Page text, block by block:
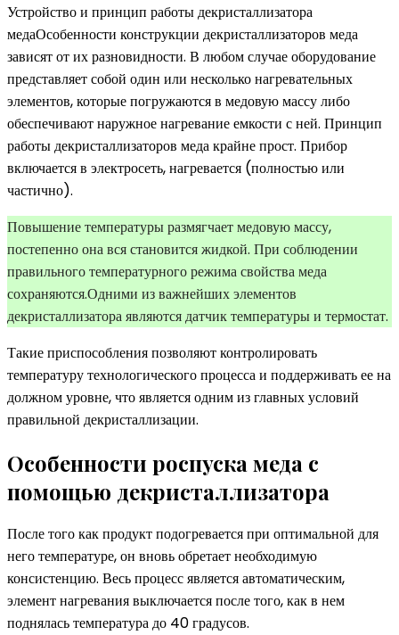
Устройство и принцип работы декристаллизатора
медаОсобенности конструкции декристаллизаторов меда
зависят от их разновидности. В любом случае оборудование
представляет собой один или несколько нагревательных
элементов, которые погружаются в медовую массу либо
обеспечивают наружное нагревание емкости с ней. Принцип
работы декристаллизаторов меда крайне прост. Прибор
включается в электросеть, нагревается (полностью или
частично).
Повышение температуры размягчает медовую массу,
постепенно она вся становится жидкой. При соблюдении
правильного температурного режима свойства меда
сохраняются.Одними из важнейших элементов
декристаллизатора являются датчик температуры и термостат.
Такие приспособления позволяют контролировать
температуру технологического процесса и поддерживать ее на
должном уровне, что является одним из главных условий
правильной декристаллизации.
Особенности роспуска меда с
помощью декристаллизатора
После того как продукт подогревается при оптимальной для
него температуре, он вновь обретает необходимую
консистенцию. Весь процесс является автоматическим,
элемент нагревания выключается после того, как в нем
поднялась температура до 40 градусов.